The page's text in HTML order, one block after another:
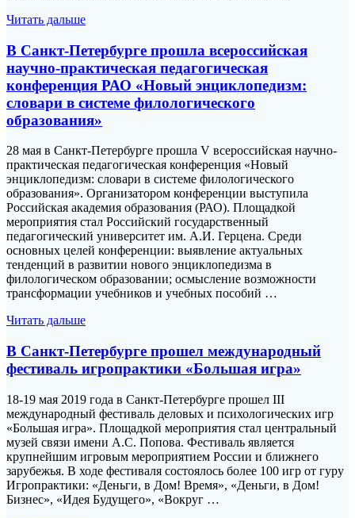
Читать дальше
В Санкт-Петербурге прошла всероссийская
научно-практическая педагогическая
конференция РАО «Новый энциклопедизм:
словари в системе филологического
образования»
28 мая в Санкт-Петербурге прошла V всероссийская научно-
практическая педагогическая конференция «Новый
энциклопедизм: словари в системе филологического
образования». Организатором конференции выступила
Российская академия образования (РАО). Площадкой
мероприятия стал Российский государственный
педагогический университет им. А.И. Герцена. Среди
основных целей конференции: выявление актуальных
тенденций в развитии нового энциклопедизма в
филологическом образовании; осмысление возможности
трансформации учебников и учебных пособий …
Читать дальше
В Санкт-Петербурге прошел международный
фестиваль игропрактики «Большая игра»
18-19 мая 2019 года в Санкт-Петербурге прошел III
международный фестиваль деловых и психологических игр
«Большая игра». Площадкой мероприятия стал центральный
музей связи имени А.С. Попова. Фестиваль является
крупнейшим игровым мероприятием России и ближнего
зарубежья. В ходе фестиваля состоялось более 100 игр от гуру
Игропрактики: «Деньги, в Дом! Время», «Деньги, в Дом!
Бизнес», «Идея Будущего», «Вокруг …